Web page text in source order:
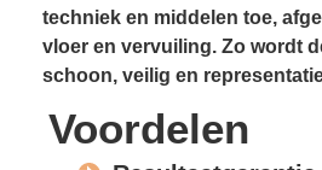
techniek en middelen toe,
vloer en vervuiling. Zo wordt
schoon, veilig en
Voordelen